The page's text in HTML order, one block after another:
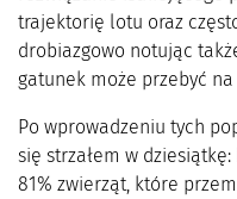
trajektorię lotu oraz
drobiazgowo notując
gatunek może przebyć
Po wprowadzeniu tych
się strzałem w
81% zwierząt, które